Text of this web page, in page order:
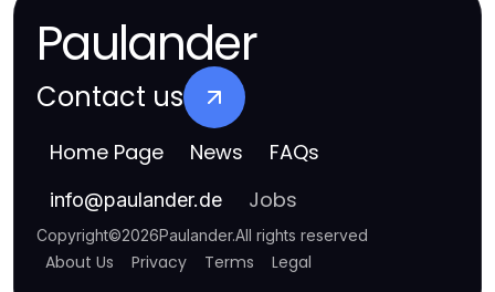
Paulander
Contact us
Home Page News FAQs
info@paulander.de Jobs
Copyright©2026Paulander.All rights reserved
About Us Privacy Terms Legal